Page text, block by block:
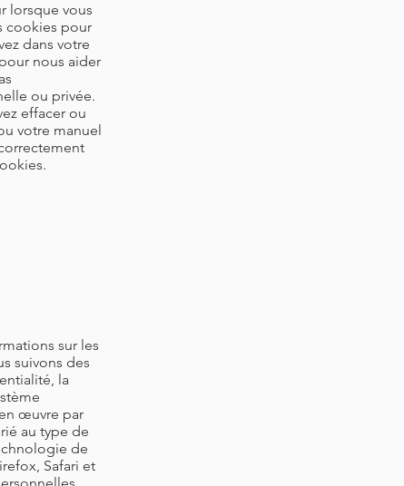
lorsque vous
cookies pour
dans votre
nous aider
ou privée.
effacer ou
votre manuel
sur les
suivons des
la
œuvre par
au type de
de
Safari et